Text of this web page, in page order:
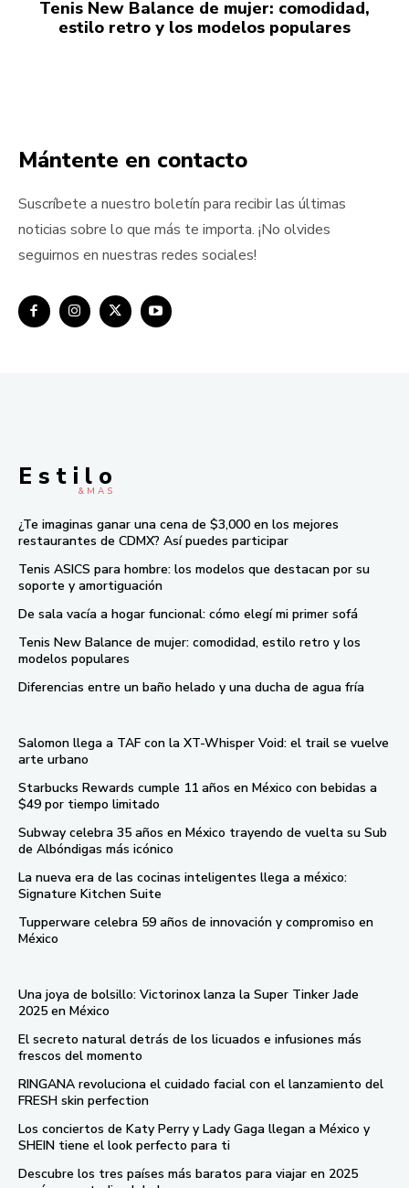
Tenis New Balance de mujer: comodidad,
estilo retro y los modelos populares
Mántente en contacto
Suscríbete a nuestro boletín para recibir las últimas
noticias sobre lo que más te importa. ¡No olvides
seguirnos en nuestras redes sociales!
E s t i l o
& M À S
¿Te imaginas ganar una cena de $3,000 en los mejores
restaurantes de CDMX? Así puedes participar
Tenis ASICS para hombre: los modelos que destacan por su
soporte y amortiguación
De sala vacía a hogar funcional: cómo elegí mi primer sofá
Tenis New Balance de mujer: comodidad, estilo retro y los
modelos populares
Diferencias entre un baño helado y una ducha de agua fría
Salomon llega a TAF con la XT-Whisper Void: el trail se vuelve
arte urbano
Starbucks Rewards cumple 11 años en México con bebidas a
$49 por tiempo limitado
Subway celebra 35 años en México trayendo de vuelta su Sub
de Albóndigas más icónico
La nueva era de las cocinas inteligentes llega a méxico:
Signature Kitchen Suite
Tupperware celebra 59 años de innovación y compromiso en
México
Una joya de bolsillo: Victorinox lanza la Super Tinker Jade
2025 en México
El secreto natural detrás de los licuados e infusiones más
frescos del momento
RINGANA revoluciona el cuidado facial con el lanzamiento del
FRESH skin perfection
Los conciertos de Katy Perry y Lady Gaga llegan a México y
SHEIN tiene el look perfecto para ti
Descubre los tres países más baratos para viajar en 2025